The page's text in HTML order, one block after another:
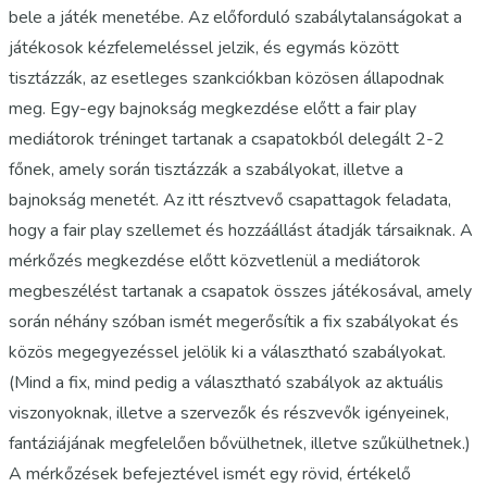
bele a játék menetébe. Az előforduló szabálytalanságokat a
játékosok kézfelemeléssel jelzik, és egymás között
tisztázzák, az esetleges szankciókban közösen állapodnak
meg. Egy-egy bajnokság megkezdése előtt a fair play
mediátorok tréninget tartanak a csapatokból delegált 2-2
főnek, amely során tisztázzák a szabályokat, illetve a
bajnokság menetét. Az itt résztvevő csapattagok feladata,
hogy a fair play szellemet és hozzáállást átadják társaiknak. A
mérkőzés megkezdése előtt közvetlenül a mediátorok
megbeszélést tartanak a csapatok összes játékosával, amely
során néhány szóban ismét megerősítik a fix szabályokat és
közös megegyezéssel jelölik ki a választható szabályokat.
(Mind a fix, mind pedig a választható szabályok az aktuális
viszonyoknak, illetve a szervezők és részvevők igényeinek,
fantáziájának megfelelően bővülhetnek, illetve szűkülhetnek.)
A mérkőzések befejeztével ismét egy rövid, értékelő